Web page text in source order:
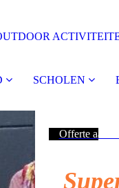
SCHOLEN
Offerte